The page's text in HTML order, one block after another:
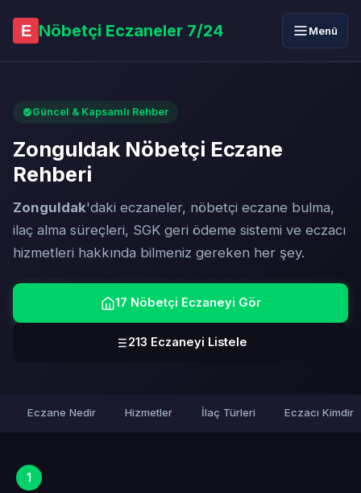
E Nöbetçi Eczaneler 7/24 Menü
Güncel & Kapsamlı Rehber
Zonguldak Nöbetçi Eczane
Rehberi
Zonguldak'daki eczaneler, nöbetçi eczane bulma,
ilaç alma süreçleri, SGK geri ödeme sistemi ve eczacı
hizmetleri hakkında bilmeniz gereken her şey.
17 Nöbetçi Eczaneyi Gör
213 Eczaneyi Listele
Eczane Nedir Hizmetler İlaç Türleri Eczacı Kimdir
1